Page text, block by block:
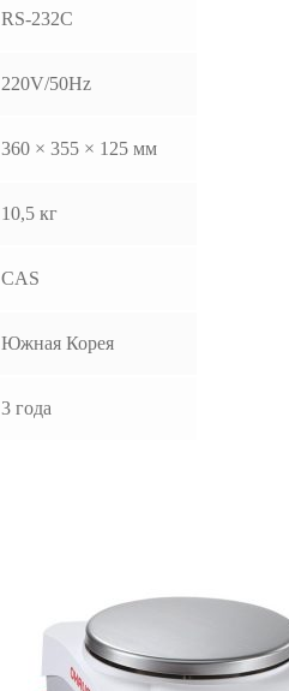
RS-232C
220V/50Hz
360 × 355 × 125 мм
10,5 кг
CAS
Южная Корея
3 года